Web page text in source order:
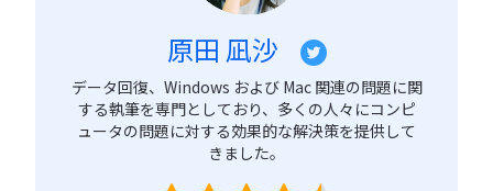
原田 凪沙
データ回復、Windows および Mac 関連の問題に関
する執筆を専門としており、多くの人々にコンピ
ュータの問題に対する効果的な解決策を提供して
きました。